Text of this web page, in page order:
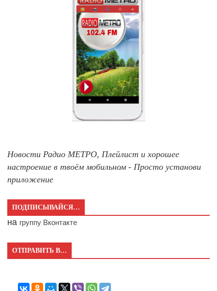
Новости Радио МЕТРО, Плейлист и хорошее
настроение в твоём мобильном - Просто установи
приложение
ПОДПИСЫВАЙСЯ…
на группу Вконтакте
ОТПРАВИТЬ В…